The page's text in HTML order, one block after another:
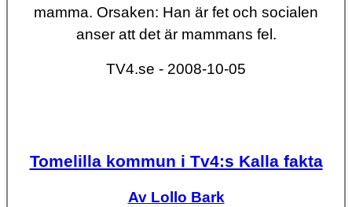
mamma. Orsaken: Han är fet och socialen
anser att det är mammans fel.
TV4.se - 2008-10-05
Tomelilla kommun i Tv4:s Kalla fakta
Av Lollo Bark